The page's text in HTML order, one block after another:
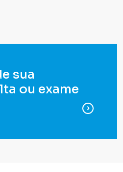
sua
ou exame
para